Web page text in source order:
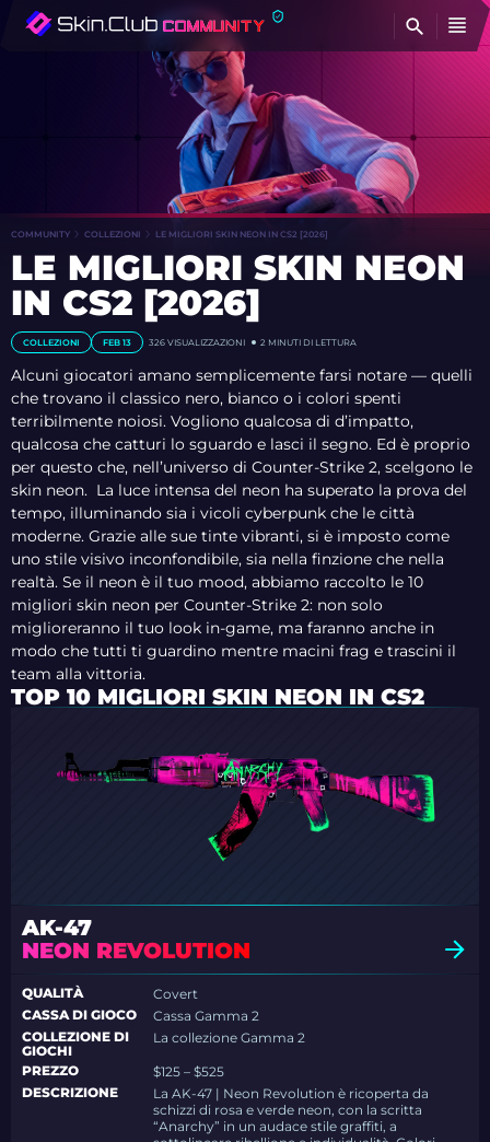
COMMUNITY COLLEZIONI LE MIGLIORI SKIN NEON IN CS2 [2026]
LE MIGLIORI SKIN NEON
IN CS2 [2026]
COLLEZIONI FEB 13 326 VISUALIZZAZIONI 2 MINUTI DI LETTURA
Alcuni giocatori amano semplicemente farsi notare — quelli
che trovano il classico nero, bianco o i colori spenti
terribilmente noiosi. Vogliono qualcosa di d’impatto,
qualcosa che catturi lo sguardo e lasci il segno. Ed è proprio
per questo che, nell’universo di Counter-Strike 2, scelgono le
skin neon. La luce intensa del neon ha superato la prova del
tempo, illuminando sia i vicoli cyberpunk che le città
moderne. Grazie alle sue tinte vibranti, si è imposto come
uno stile visivo inconfondibile, sia nella finzione che nella
realtà. Se il neon è il tuo mood, abbiamo raccolto le 10
migliori skin neon per Counter-Strike 2: non solo
miglioreranno il tuo look in-game, ma faranno anche in
modo che tutti ti guardino mentre macini frag e trascini il
team alla vittoria.
TOP 10 MIGLIORI SKIN NEON IN CS2
AK-47
NEON REVOLUTION
QUALITÀ
Covert
CASSA DI GIOCO
Cassa Gamma 2
COLLEZIONE DI
GIOCHI
La collezione Gamma 2
PREZZO
$125 – $525
DESCRIZIONE
La AK-47 | Neon Revolution è ricoperta da
schizzi di rosa e verde neon, con la scritta
“Anarchy” in un audace stile graffiti, a